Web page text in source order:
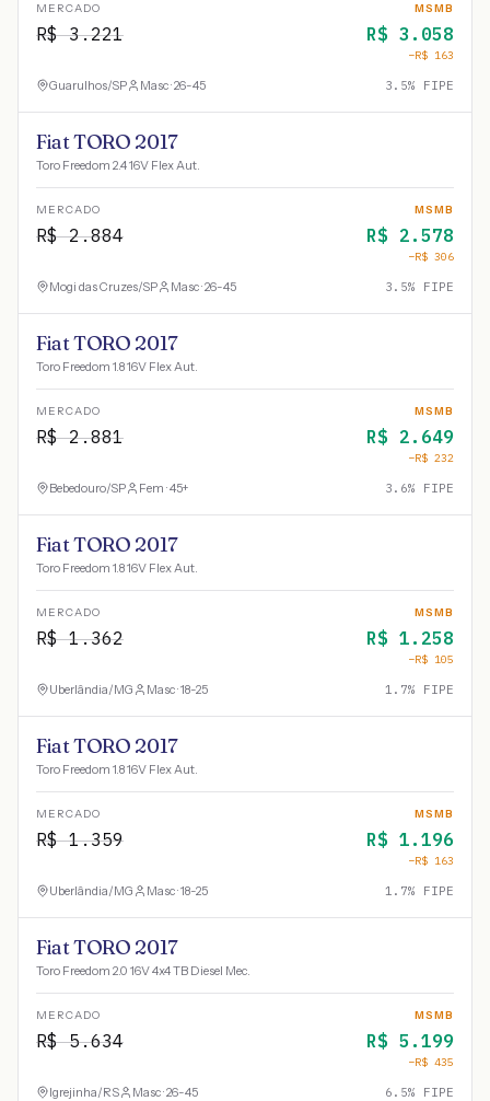
MERCADO
R$3.221
MSMB
R$ 3.058
−R$ 163
Guarulhos/SP Masc · 26-45 3.5% FIPE
Fiat TORO 2017
Toro Freedom 2.4 16V Flex Aut.
MERCADO
R$2.884
MSMB
R$ 2.578
−R$ 306
Mogi das Cruzes/SP Masc · 26-45 3.5% FIPE
Fiat TORO 2017
Toro Freedom 1.8 16V Flex Aut.
MERCADO
R$2.881
MSMB
R$ 2.649
−R$ 232
Bebedouro/SP Fem · 45+ 3.6% FIPE
Fiat TORO 2017
Toro Freedom 1.8 16V Flex Aut.
MERCADO
R$1.362
MSMB
R$ 1.258
−R$ 105
Uberlândia/MG Masc · 18-25 1.7% FIPE
Fiat TORO 2017
Toro Freedom 1.8 16V Flex Aut.
MERCADO
R$1.359
MSMB
R$ 1.196
−R$ 163
Uberlândia/MG Masc · 18-25 1.7% FIPE
Fiat TORO 2017
Toro Freedom 2.0 16V 4x4 TB Diesel Mec.
MERCADO
R$5.634
MSMB
R$ 5.199
−R$ 435
Igrejinha/RS Masc · 26-45 6.5% FIPE